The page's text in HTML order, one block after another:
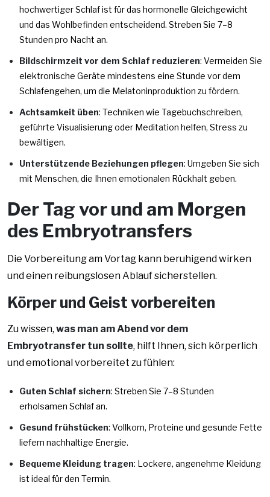
hochwertiger Schlaf ist für das hormonelle Gleichgewicht
und das Wohlbefinden entscheidend. Streben Sie 7–8
Stunden pro Nacht an.
Bildschirmzeit vor dem Schlaf reduzieren: Vermeiden Sie
elektronische Geräte mindestens eine Stunde vor dem
Schlafengehen, um die Melatoninproduktion zu fördern.
Achtsamkeit üben: Techniken wie Tagebuchschreiben,
geführte Visualisierung oder Meditation helfen, Stress zu
bewältigen.
Unterstützende Beziehungen pflegen: Umgeben Sie sich
mit Menschen, die Ihnen emotionalen Rückhalt geben.
Der Tag vor und am Morgen
des Embryotransfers
Die Vorbereitung am Vortag kann beruhigend wirken
und einen reibungslosen Ablauf sicherstellen.
Körper und Geist vorbereiten
Zu wissen, was man am Abend vor dem
Embryotransfer tun sollte, hilft Ihnen, sich körperlich
und emotional vorbereitet zu fühlen:
Guten Schlaf sichern: Streben Sie 7–8 Stunden
erholsamen Schlaf an.
Gesund frühstücken: Vollkorn, Proteine und gesunde Fette
liefern nachhaltige Energie.
Bequeme Kleidung tragen: Lockere, angenehme Kleidung
ist ideal für den Termin.